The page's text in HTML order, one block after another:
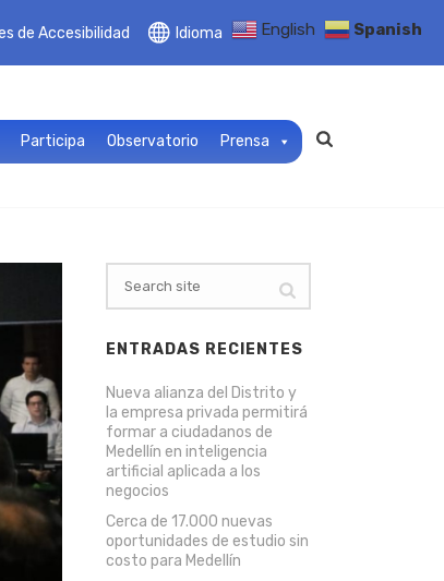
de Accesibilidad Idioma
Participa Observatorio Prensa
ENTRADAS RECIENTES
Nueva alianza del Distrito y
la empresa privada permitirá
formar a ciudadanos de
Medellín en inteligencia
artificial aplicada a los
negocios
Cerca de 17.000 nuevas
oportunidades de estudio sin
costo para Medellín
English Spanish